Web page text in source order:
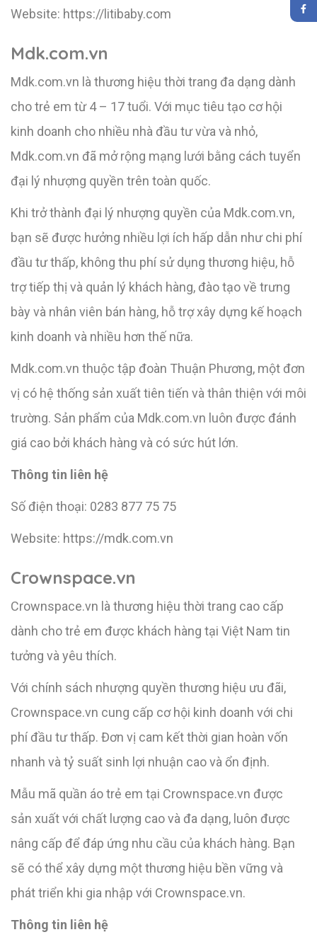
Website: https://litibaby.com
Mdk.com.vn
Mdk.com.vn là thương hiệu thời trang đa dạng dành
cho trẻ em từ 4 – 17 tuổi. Với mục tiêu tạo cơ hội
kinh doanh cho nhiều nhà đầu tư vừa và nhỏ,
Mdk.com.vn đã mở rộng mạng lưới bằng cách tuyển
đại lý nhượng quyền trên toàn quốc.
Khi trở thành đại lý nhượng quyền của Mdk.com.vn,
bạn sẽ được hưởng nhiều lợi ích hấp dẫn như chi phí
đầu tư thấp, không thu phí sử dụng thương hiệu, hỗ
trợ tiếp thị và quản lý khách hàng, đào tạo về trưng
bày và nhân viên bán hàng, hỗ trợ xây dựng kế hoạch
kinh doanh và nhiều hơn thế nữa.
Mdk.com.vn thuộc tập đoàn Thuận Phương, một đơn
vị có hệ thống sản xuất tiên tiến và thân thiện với môi
trường. Sản phẩm của Mdk.com.vn luôn được đánh
giá cao bởi khách hàng và có sức hút lớn.
Thông tin liên hệ
Số điện thoại: 0283 877 75 75
Website: https://mdk.com.vn
Crownspace.vn
Crownspace.vn là thương hiệu thời trang cao cấp
dành cho trẻ em được khách hàng tại Việt Nam tin
tưởng và yêu thích.
Với chính sách nhượng quyền thương hiệu ưu đãi,
Crownspace.vn cung cấp cơ hội kinh doanh với chi
phí đầu tư thấp. Đơn vị cam kết thời gian hoàn vốn
nhanh và tỷ suất sinh lợi nhuận cao và ổn định.
Mẫu mã quần áo trẻ em tại Crownspace.vn được
sản xuất với chất lượng cao và đa dạng, luôn được
nâng cấp để đáp ứng nhu cầu của khách hàng. Bạn
sẽ có thể xây dựng một thương hiệu bền vững và
phát triển khi gia nhập với Crownspace.vn.
Thông tin liên hệ